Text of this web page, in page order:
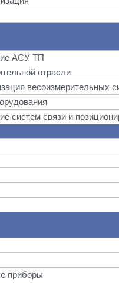
АСУ ТП
отрасли
весоизмерительных
систем связи и
приборы